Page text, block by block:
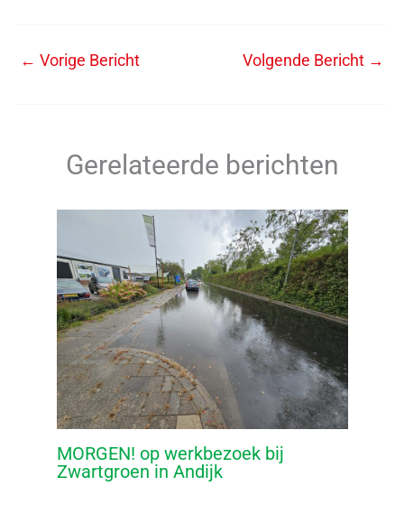
← Vorige Bericht Volgende Bericht →
Gerelateerde berichten
MORGEN! op werkbezoek bij
Zwartgroen in Andijk